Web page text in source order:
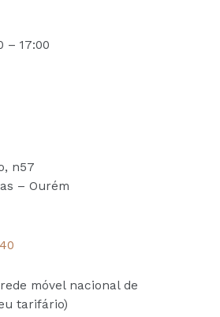
– 17:00
n57
– Ourém
móvel nacional de
tarifário)